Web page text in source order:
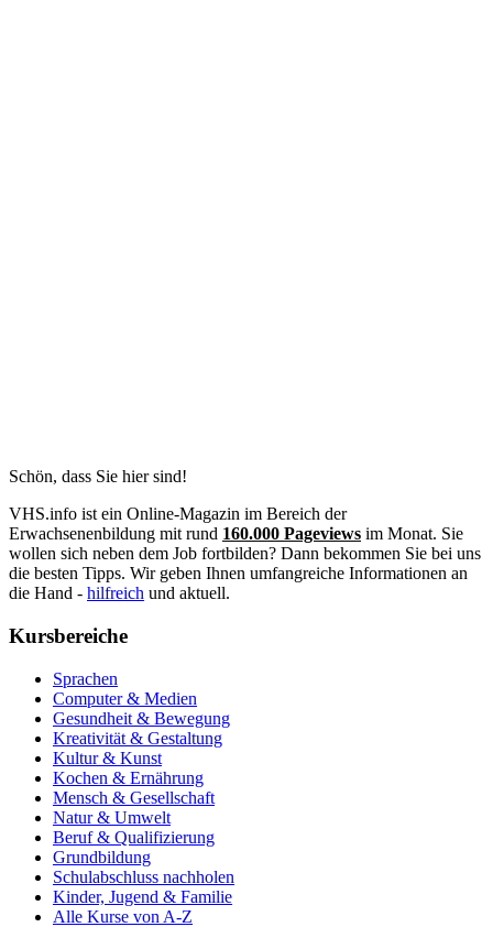
Schön, dass Sie hier sind!
VHS.info ist ein Online-Magazin im Bereich der
Erwachsenenbildung mit rund 160.000 Pageviews im Monat. Sie
wollen sich neben dem Job fortbilden? Dann bekommen Sie bei uns
die besten Tipps. Wir geben Ihnen umfangreiche Informationen an
die Hand - hilfreich und aktuell.
Kursbereiche
Sprachen
Computer & Medien
Gesundheit & Bewegung
Kreativität & Gestaltung
Kultur & Kunst
Kochen & Ernährung
Mensch & Gesellschaft
Natur & Umwelt
Beruf & Qualifizierung
Grundbildung
Schulabschluss nachholen
Kinder, Jugend & Familie
Alle Kurse von A-Z